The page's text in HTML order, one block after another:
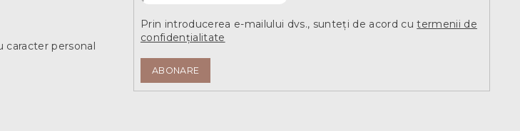
caracter personal
Prin introducerea e-mailului dvs., sunteți de acord cutermenii de
confidențialitate
ABONARE